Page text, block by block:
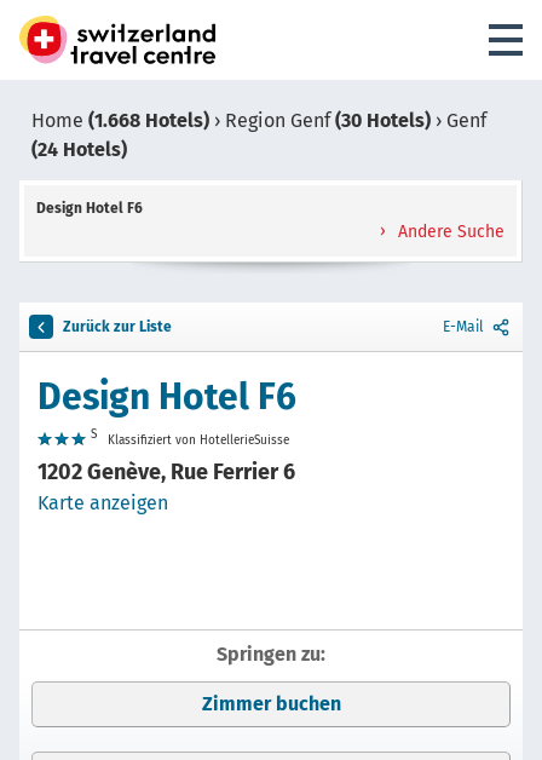
Home (1.668 Hotels) › Region Genf(30 Hotels) › Genf
(24 Hotels)
Design Hotel F6
Andere Suche
Zurück zur Liste E-Mail
Design Hotel F6
S Klassifiziert von HotellerieSuisse
1202 Genève, Rue Ferrier 6
Karte anzeigen
Springen zu:
Zimmer buchen